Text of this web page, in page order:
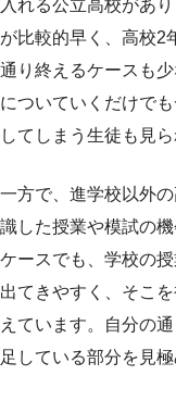
入れる公立高校があ
が比較的早く、高校2
通り終えるケースも
についていくだけで
してしまう生徒も見ら
一方で、進学校以外
識した授業や模試の
ケースでも、学校の
出てきやすく、そこ
えています。自分の
足している部分を見